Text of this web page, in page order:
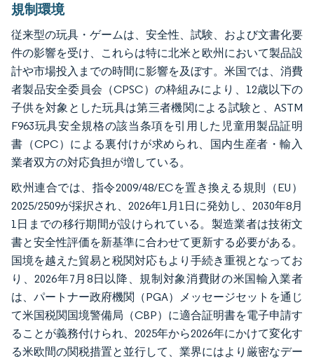
規制環境
従来型の玩具・ゲームは、安全性、試験、および文書化要
件の影響を受け、これらは特に北米と欧州において製品設
計や市場投入までの時間に影響を及ぼす。米国では、消費
者製品安全委員会（CPSC）の枠組みにより、12歳以下の
子供を対象とした玩具は第三者機関による試験と、ASTM
F963玩具安全規格の該当条項を引用した児童用製品証明
書（CPC）による裏付けが求められ、国内生産者・輸入
業者双方の対応負担が増している。
欧州連合では、指令2009/48/ECを置き換える規則（EU）
2025/2509が採択され、2026年1月1日に発効し、2030年8月
1日までの移行期間が設けられている。製造業者は技術文
書と安全性評価を新基準に合わせて更新する必要がある。
国境を越えた貿易と税関対応もより手続き重視となってお
り、2026年7月8日以降、規制対象消費財の米国輸入業者
は、パートナー政府機関（PGA）メッセージセットを通じ
て米国税関国境警備局（CBP）に適合証明書を電子申請す
ることが義務付けられ、2025年から2026年にかけて変化す
る米欧間の関税措置と並行して、業界にはより厳密なデー